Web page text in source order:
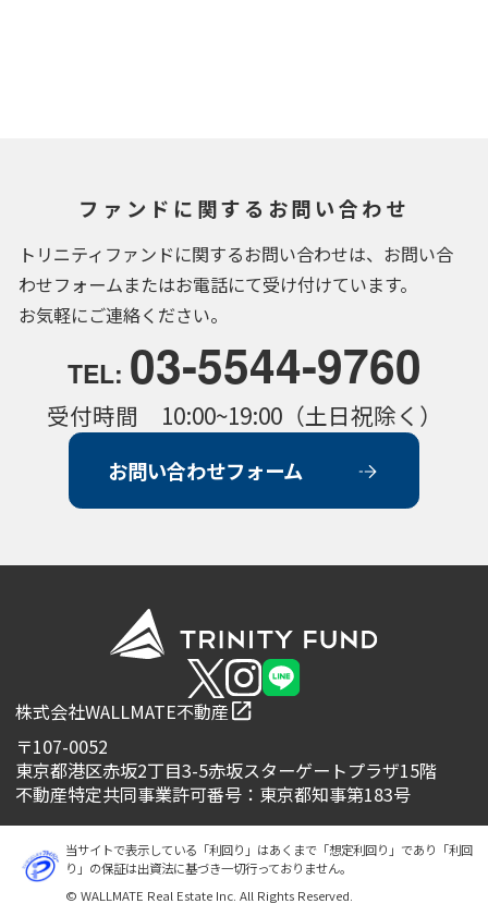
ファンドに関するお問い合わせ
トリニティファンドに関するお問い合わせは、お問い合
わせフォームまたはお電話にて受け付けています。
お気軽にご連絡ください。
TEL: 03-5544-9760
受付時間 10:00~19:00（土日祝除く）
お問い合わせフォーム
株式会社WALLMATE不動産
〒107-0052
東京都港区赤坂2丁目3-5赤坂スターゲートプラザ15階
不動産特定共同事業許可番号：東京都知事第183号
当サイトで表示している「利回り」はあくまで「想定利回り」であり「利回
り」の保証は出資法に基づき一切行っておりません。
© WALLMATE Real Estate Inc. All Rights Reserved.